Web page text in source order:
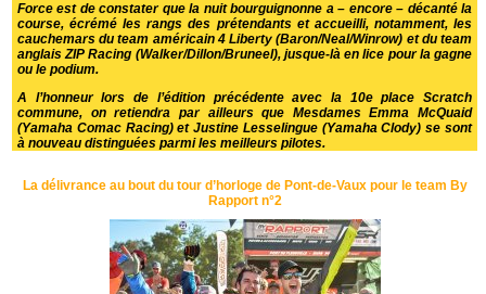
Force est de constater que la nuit bourguignonne a – encore – décanté la
course, écrémé les rangs des prétendants et accueilli, notamment, les
cauchemars du team américain 4 Liberty (Baron/Neal/Winrow) et du team
anglais ZIP Racing (Walker/Dillon/Bruneel), jusque-là en lice pour la gagne
ou le podium.
A l’honneur lors de l’édition précédente avec la 10e place Scratch
commune, on retiendra par ailleurs que Mesdames Emma McQuaid
(Yamaha Comac Racing) et Justine Lesselingue (Yamaha Clody) se sont
à nouveau distinguées parmi les meilleurs pilotes.
La délivrance au bout du tour d’horloge de Pont-de-Vaux pour le team By
Rapport n°2